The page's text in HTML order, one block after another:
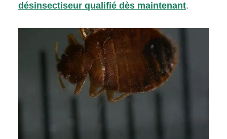
désinsectiseur qualifié dès maintenant.